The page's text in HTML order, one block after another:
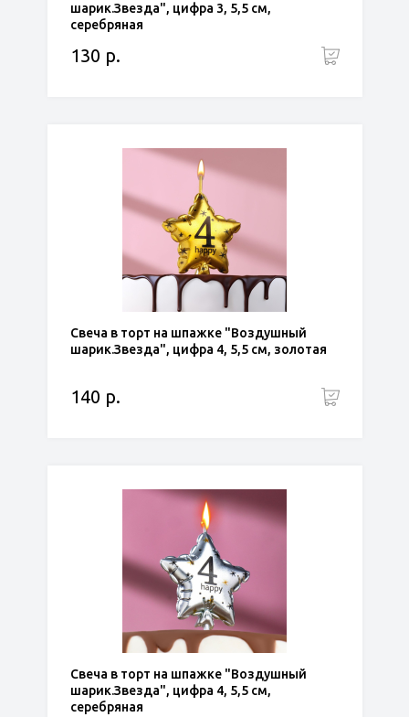
шарик.Звезда", цифра 3, 5,5 см,
серебряная
130 р.
Свеча в торт на шпажке "Воздушный
шарик.Звезда", цифра 4, 5,5 см, золотая
140 р.
Свеча в торт на шпажке "Воздушный
шарик.Звезда", цифра 4, 5,5 см,
серебряная